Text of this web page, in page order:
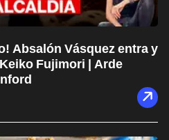
Absalón Vásquez entra y
Fujimori | Arde